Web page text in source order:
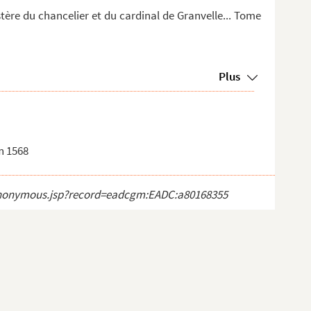
du chancelier et du cardinal de Granvelle... Tome
Plus
1568